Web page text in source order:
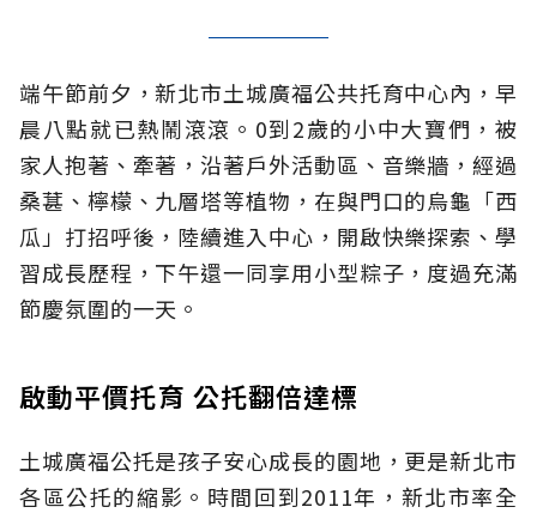
端午節前夕，新北市土城廣福公共托育中心內，早
晨八點就已熱鬧滾滾。0到2歲的小中大寶們，被
家人抱著、牽著，沿著戶外活動區、音樂牆，經過
桑葚、檸檬、九層塔等植物，在與門口的烏龜「西
瓜」打招呼後，陸續進入中心，開啟快樂探索、學
習成長歷程，下午還一同享用小型粽子，度過充滿
節慶氛圍的一天。
啟動平價托育 公托翻倍達標
土城廣福公托是孩子安心成長的園地，更是新北市
各區公托的縮影。時間回到2011年，新北市率全